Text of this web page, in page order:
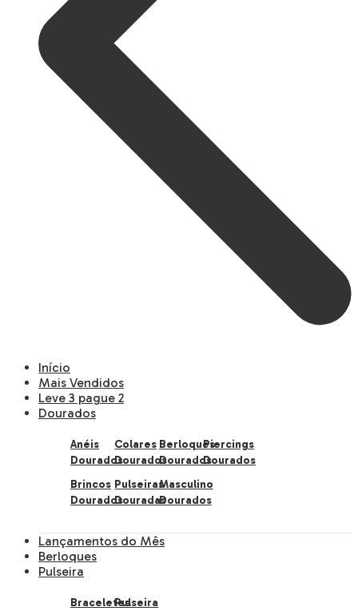
Início
Mais Vendidos
Leve 3 pague 2
Dourados
Anéis
Dourados
Brincos
Dourados
Colares
Dourados
Pulseiras
Douradas
Berloques
Dourados
Masculino
Dourados
Piercings
Dourados
Lançamentos do Mês
Berloques
Pulseira
BraceletesPulseira